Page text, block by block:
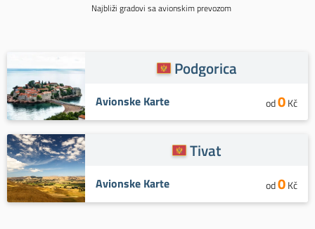
Najbliži gradovi sa avionskim prevozom
Podgorica
Avionske Karte od0Kč
Tivat
Avionske Karte od0Kč